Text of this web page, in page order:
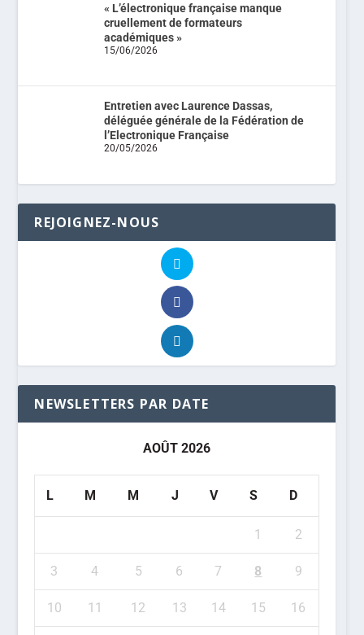
« L’électronique française manque
cruellement de formateurs
académiques »
15/06/2026
Entretien avec Laurence Dassas,
déléguée générale de la Fédération de
l’Electronique Française
20/05/2026
REJOIGNEZ-NOUS
NEWSLETTERS PAR DATE
AOÛT 2026
L M M J V S D
1 2
3 4 5 6 7 8 9
10 11 12 13 14 15 16